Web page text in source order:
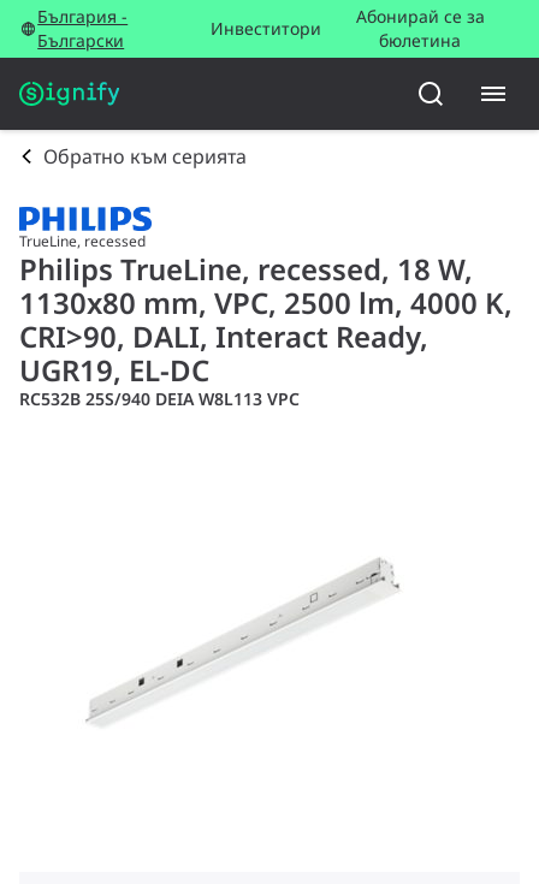
България -
Български
Инвеститори
Абонирай се за
бюлетина
Обратно към серията
TrueLine, recessed
Philips TrueLine, recessed, 18 W,
1130x80 mm, VPC, 2500 lm, 4000 K,
CRI>90, DALI, Interact Ready,
UGR19, EL-DC
RC532B 25S/940 DEIA W8L113 VPC